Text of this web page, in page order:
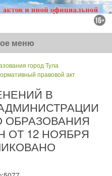
меню
город Тула
правовой акт
В
ОТ 12 НОЯБРЯ